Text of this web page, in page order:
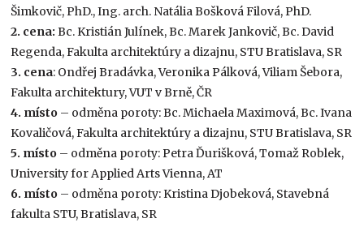
Šimkovič, PhD., Ing. arch. Natália Bošková Filová, PhD.
2. cena: Bc. Kristián Julínek, Bc. Marek Jankovič, Bc. David
Regenda, Fakulta architektúry a dizajnu, STU Bratislava, SR
3. cena: Ondřej Bradávka, Veronika Pálková, Viliam Šebora,
Fakulta architektury, VUT v Brně, ČR
4. místo – odměna poroty: Bc. Michaela Maximová, Bc. Ivana
Kovaličová, Fakulta architektúry a dizajnu, STU Bratislava, SR
5. místo – odměna poroty: Petra Ďurišková, Tomaž Roblek,
University for Applied Arts Vienna, AT
6. místo – odměna poroty: Kristina Djobeková, Stavebná
fakulta STU, Bratislava, SR